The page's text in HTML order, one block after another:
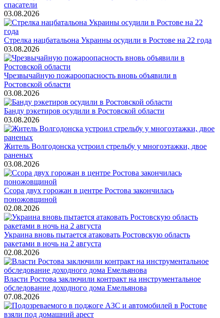
спасатели
03.08.2026
Стрелка нацбатальона Украины осудили в Ростове на 22 года
03.08.2026
Чрезвычайную пожароопасность вновь объявили в
Ростовской области
03.08.2026
Банду рэкетиров осудили в Ростовской области
03.08.2026
Житель Волгодонска устроил стрельбу у многоэтажки, двое
раненых
03.08.2026
Ссора двух горожан в центре Ростова закончилась
поножовщиной
02.08.2026
Украина вновь пытается атаковать Ростовскую область
ракетами в ночь на 2 августа
02.08.2026
Власти Ростова заключили контракт на инструментальное
обследование доходного дома Емельянова
07.08.2026